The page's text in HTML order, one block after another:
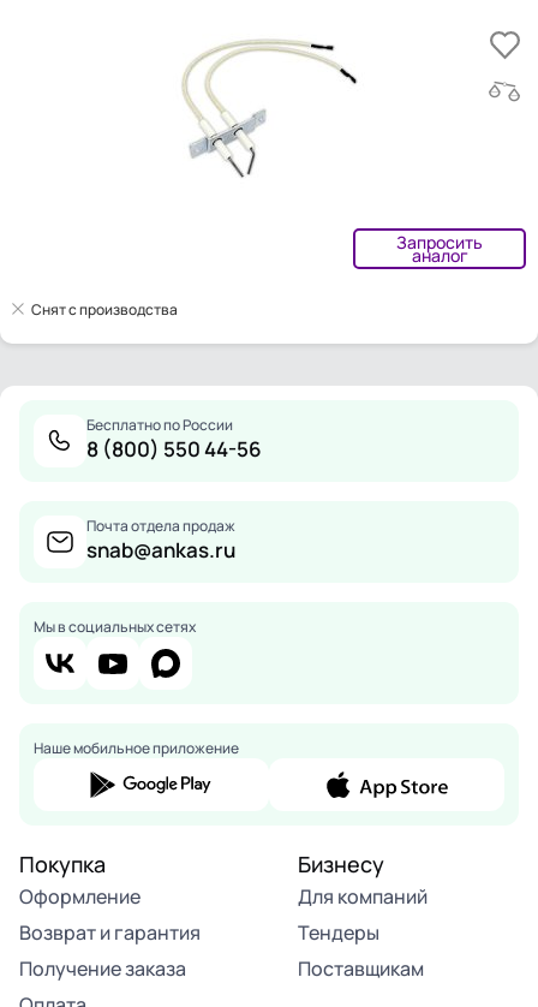
Запросить
аналог
Снят с производства
Бесплатно по России
8 (800) 550 44-56
Почта отдела продаж
snab@ankas.ru
Мы в социальных сетях
Наше мобильное приложение
Покупка
Оформление
Возврат и гарантия
Получение заказа
Бизнесу
Для компаний
Тендеры
Поставщикам